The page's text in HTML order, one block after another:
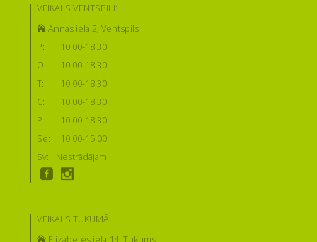
VEIKALS VENTSPILĪ:
Annas iela 2, Ventspils
P:
10:00-18:30
O:
10:00-18:30
T:
10:00-18:30
C:
10:00-18:30
P:
10:00-18:30
Se:
10:00-15:00
Sv:
Nestrādājam
VEIKALS TUKUMĀ
Elizabetes iela 14, Tukums